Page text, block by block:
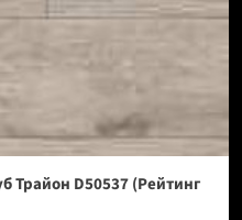
Трайон D50537 (Рейтинг